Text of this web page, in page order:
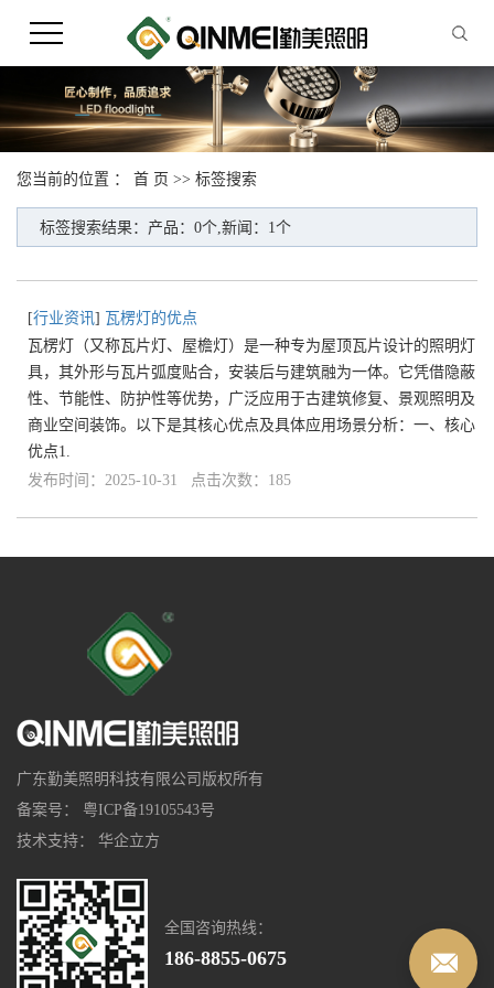
您当前的位置 ： 首 页 >> 标签搜索
标签搜索结果：产品：0个,新闻：1个
[行业资讯] 瓦楞灯的优点
瓦楞灯（又称瓦片灯、屋檐灯）是一种专为屋顶瓦片设计的照明灯
具，其外形与瓦片弧度贴合，安装后与建筑融为一体。它凭借隐蔽
性、节能性、防护性等优势，广泛应用于古建筑修复、景观照明及
商业空间装饰。以下是其核心优点及具体应用场景分析：一、核心
优点1.
发布时间：2025-10-31 点击次数：185
广东勤美照明科技有限公司版权所有
备案号： 粤ICP备19105543号
技术支持： 华企立方
全国咨询热线：
186-8855-0675